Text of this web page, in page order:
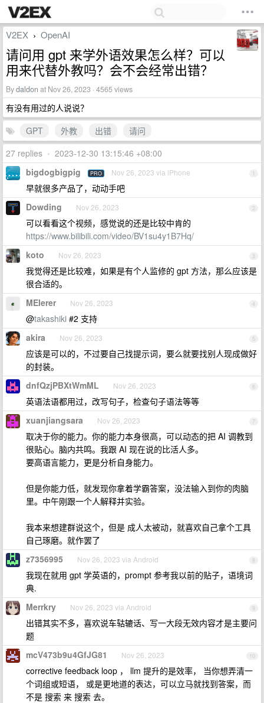
V2EX › OpenAI
请问用 gpt 来学外语效果怎么样？可以
用来代替外教吗？会不会经常出错？
Bydaldon at Nov 26, 2023 · 4565 views
有没有用过的人说说？
GPT
外教 出错
请问
27 replies • 2023-12-30 13:15:46 +08:00
1
bigdogbigpig PRO Nov 26, 2023 via iPhone
早就很多产品了，动动手吧
2
Dowding Nov 26, 2023
可以看看这个视频，感觉说的还是比较中肯的
https://www.bilibili.com/video/BV1su4y1B7Hq/
3
koto Nov 26, 2023
我觉得还是比较难，如果是有个人监修的 gpt 方法，那么应该是
很合适的。
4
MEIerer Nov 26, 2023
@takashiki #2 支持
5
akira Nov 26, 2023
应该是可以的，不过要自己找提示词，要么就要找别人现成做好
的封装。
6
dnfQzjPBXtWmML Nov 26, 2023
英语法语都用过，改写句子，检查句子语法等等
7
xuanjiangsara Nov 26, 2023
取决于你的能力。你的能力本身很高，可以动态的把 AI 调教到
很贴心。脑内共鸣。我跟 AI 现在说的比活人多。
要高语言能力，更是分析自身能力。
但是你能力低，就发现你拿着学霸答案，没法输入到你的肉脑
里。中午刚跟一个人解释并实验。
我本来想建群说这个，但是 成人太被动，就喜欢自己拿个工具
自己琢磨。就作罢了
8
z7356995 Nov 26, 2023 via Android
我现在就用 gpt 学英语的，prompt 参考我以前的贴子，语境词
典.
9
Merrkry Nov 26, 2023 via Android
出错其实不多，喜欢说车轱辘话、写一大段无效内容才是主要问
题
10
mcV473b9u4GfJG81 Nov 26, 2023
corrective feedback loop ， llm 提升的是效率， 当你想弄清一
个词组或短语， 或是更地道的表达，可以立马就找到答案，而
不是 搜索 来 搜索 去。